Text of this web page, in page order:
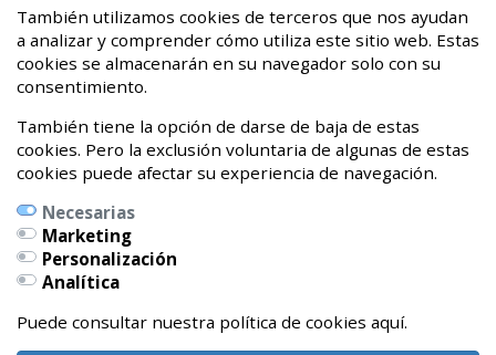
Teléfonos:
También utilizamos cookies de terceros que nos ayudan
a analizar y comprender cómo utiliza este sitio web. Estas
cookies se almacenarán en su navegador solo con su
consentimiento.
También tiene la opción de darse de baja de estas
cookies. Pero la exclusión voluntaria de algunas de estas
cookies puede afectar su experiencia de navegación.
Necesarias
Marketing
Personalización
Analítica
Puede consultar nuestra política de cookies aquí.